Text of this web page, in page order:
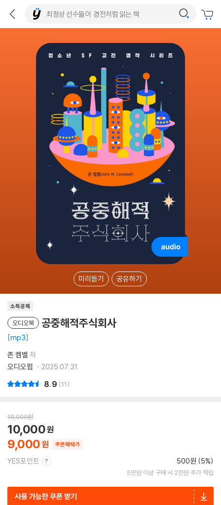
미리듣기 공유하기
소득공제
오디오북 공중해적주식회사
mp3
존 켐벨 저
오디오펍
2025.07.31.
8.9 11
10,000원
9,000
10,000
쿠폰혜택가
YES포인트 500원 (5%)
5만원 이상 구매 시 2천원 추가 적립
사용 가능한 쿠폰 받기